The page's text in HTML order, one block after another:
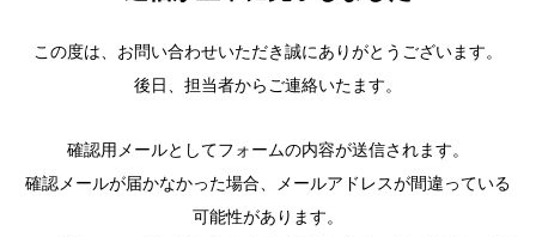
この度は、お問い合わせいただき誠にありがとうございます。
後日、担当者からご連絡いたます。
確認用メールとしてフォームの内容が送信されます。
確認メールが届かなかった場合、メールアドレスが間違っている
可能性があります。